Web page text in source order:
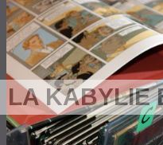
LA KABYLIE